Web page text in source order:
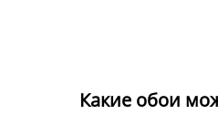
Какие обои